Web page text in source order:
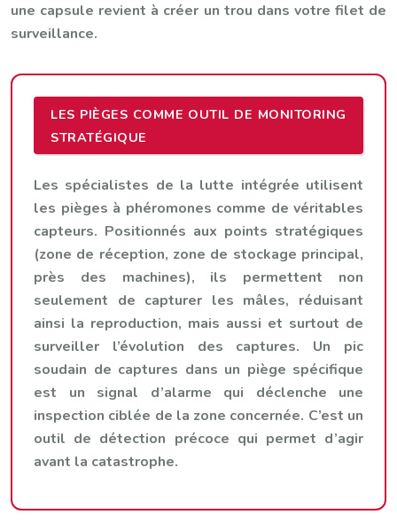
une capsule revient à créer un trou dans votre filet de
surveillance.
LES PIÈGES COMME OUTIL DE MONITORING
STRATÉGIQUE
Les spécialistes de la lutte intégrée utilisent
les pièges à phéromones comme de véritables
capteurs. Positionnés aux points stratégiques
(zone de réception, zone de stockage principal,
près des machines), ils permettent non
seulement de capturer les mâles, réduisant
ainsi la reproduction, mais aussi et surtout de
surveiller l’évolution des captures. Un pic
soudain de captures dans un piège spécifique
est un signal d’alarme qui déclenche une
inspection ciblée de la zone concernée. C’est un
outil de détection précoce qui permet d’agir
avant la catastrophe.